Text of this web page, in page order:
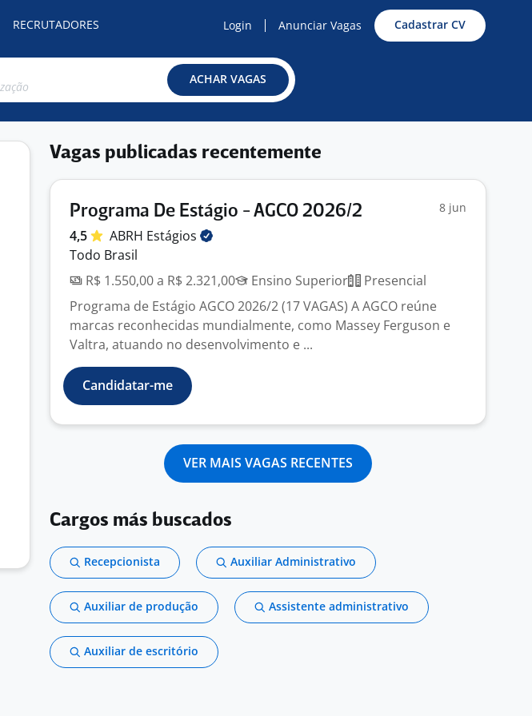
RECRUTADORES Login Anunciar Vagas Cadastrar CV
ACHAR VAGAS
Vagas publicadas recentemente
Programa De Estágio - AGCO 2026/2 8 jun
4,5 ABRH Estágios
Todo Brasil
R$ 1.550,00 a R$ 2.321,00
Ensino Superior
Presencial
Programa de Estágio AGCO 2026/2 (17 VAGAS) A AGCO reúne
marcas reconhecidas mundialmente, como Massey Ferguson e
Valtra, atuando no desenvolvimento e ...
Candidatar-me
VER MAIS VAGAS RECENTES
Cargos más buscados
Recepcionista Auxiliar Administrativo
Auxiliar de produção Assistente administrativo
Auxiliar de escritório